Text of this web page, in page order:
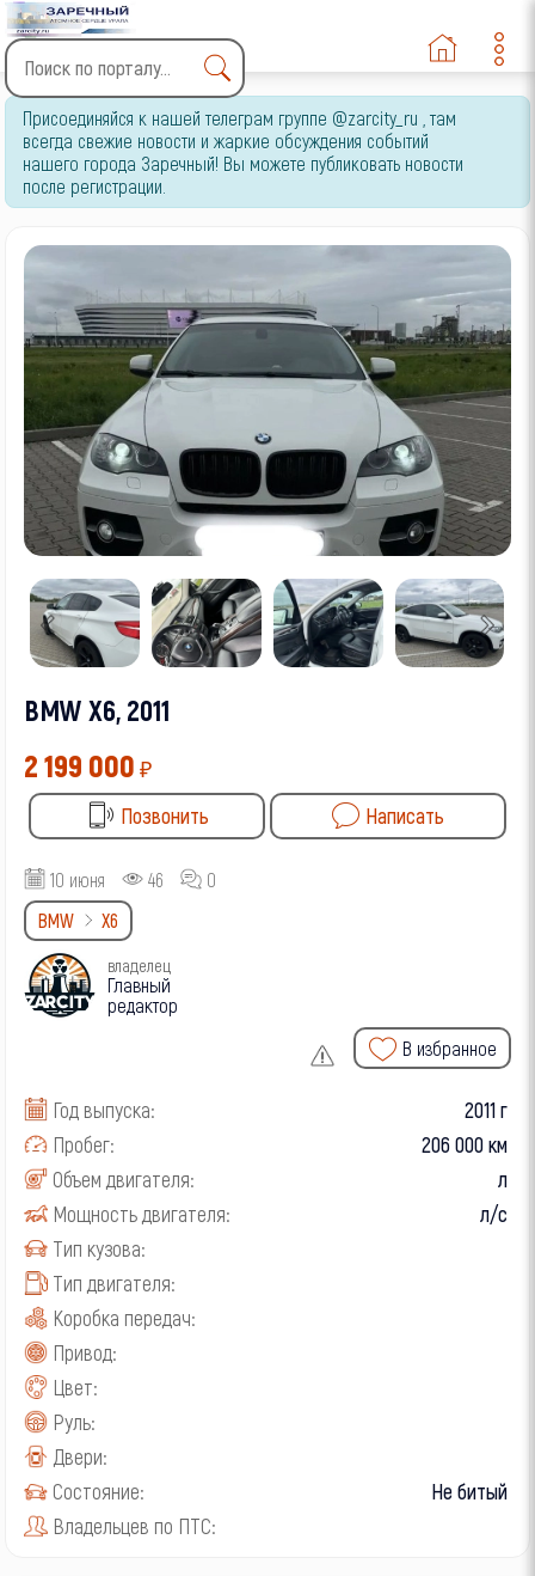
Type 2 or more characters
for results.
Присоединяйся к нашей телеграм группе @zarcity_ru , там
всегда свежие новости и жаркие обсуждения событий
нашего города Заречный! Вы можете публиковать новости
после регистрации.
BMW X6, 2011
2 199 000 ₽
Позвонить
Написать
10 июня 46
0
BMW
X6
владелец
Главный
редактор
В избранное
Год выпуска:
2011 г
Пробег:
206 000 км
Объем двигателя:
л
Мощность двигателя:
л/с
Тип кузова:
Тип двигателя:
Коробка передач:
Привод:
Цвет:
Руль:
Двери:
Состояние:
Не битый
Владельцев по ПТС: